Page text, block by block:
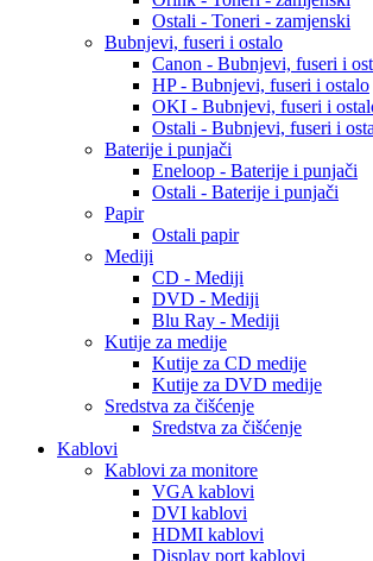
Ostali - Toneri - zamjenski
Bubnjevi, fuseri i ostalo
Canon - Bubnjevi, fuseri i
HP - Bubnjevi, fuseri i ostalo
OKI - Bubnjevi, fuseri i
Ostali - Bubnjevi, fuseri i
Baterije i punjači
Eneloop - Baterije i punjači
Ostali - Baterije i punjači
Papir
Ostali papir
Mediji
CD - Mediji
DVD - Mediji
Blu Ray - Mediji
Kutije za medije
Kutije za CD medije
Kutije za DVD medije
Sredstva za čišćenje
Sredstva za čišćenje
Kablovi
Kablovi za monitore
VGA kablovi
DVI kablovi
HDMI kablovi
Display port kablovi